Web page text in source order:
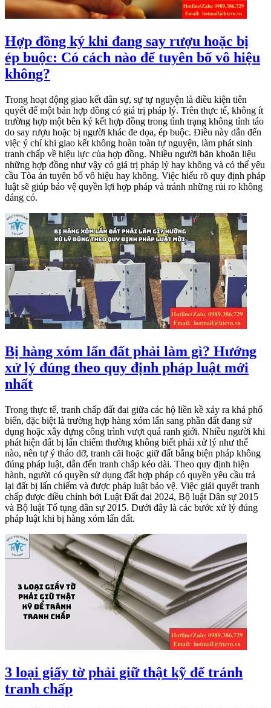
Hợp đồng ký khi đang say rượu hoặc bị
ép buộc: Có cách nào để tuyên bố vô hiệu
không?
Trong hoạt động giao kết dân sự, sự tự nguyện là điều kiện tiên
quyết để một bản hợp đồng có giá trị pháp lý. Trên thực tế, không ít
trường hợp một bên ký kết hợp đồng trong tình trạng không tỉnh táo
do say rượu hoặc bị người khác đe dọa, ép buộc. Điều này dẫn đến
việc ý chí khi giao kết không hoàn toàn tự nguyện, làm phát sinh
tranh chấp về hiệu lực của hợp đồng. Nhiều người băn khoăn liệu
những hợp đồng như vậy có giá trị pháp lý hay không và có thể yêu
cầu Tòa án tuyên bố vô hiệu hay không. Việc hiểu rõ quy định pháp
luật sẽ giúp bảo vệ quyền lợi hợp pháp và tránh những rủi ro không
đáng có.
Bị hàng xóm lấn đất phải làm gì? Hướng
xử lý đúng theo quy định pháp luật mới
nhất
Trong thực tế, tranh chấp đất đai giữa các hộ liền kề xảy ra khá phổ
biến, đặc biệt là trường hợp hàng xóm lấn sang phần đất đang sử
dụng hoặc xây dựng công trình vượt quá ranh giới. Nhiều người khi
phát hiện đất bị lấn chiếm thường không biết phải xử lý như thế
nào, nên tự ý tháo dỡ, tranh cãi hoặc giữ đất bằng biện pháp không
đúng pháp luật, dẫn đến tranh chấp kéo dài. Theo quy định hiện
hành, người có quyền sử dụng đất hợp pháp có quyền yêu cầu trả
lại đất bị lấn chiếm và được pháp luật bảo vệ. Việc giải quyết tranh
chấp được điều chỉnh bởi Luật Đất đai 2024, Bộ luật Dân sự 2015
và Bộ luật Tố tụng dân sự 2015. Dưới đây là các bước xử lý đúng
pháp luật khi bị hàng xóm lấn đất.
3 loại giấy tờ phải giữ thật kỹ để tránh
tranh chấp